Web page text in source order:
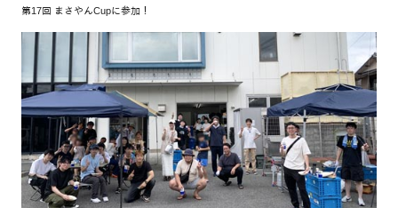
第17回 まさやんCupに参加！